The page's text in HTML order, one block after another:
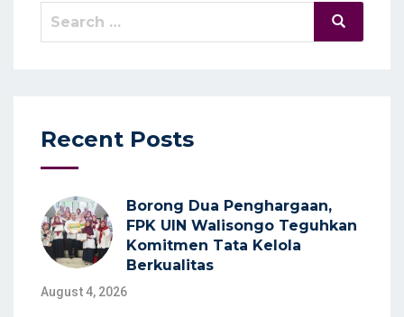
Search
Search
Recent Posts
Borong Dua Penghargaan,
FPK UIN Walisongo Teguhkan
Komitmen Tata Kelola
Berkualitas
August 4, 2026